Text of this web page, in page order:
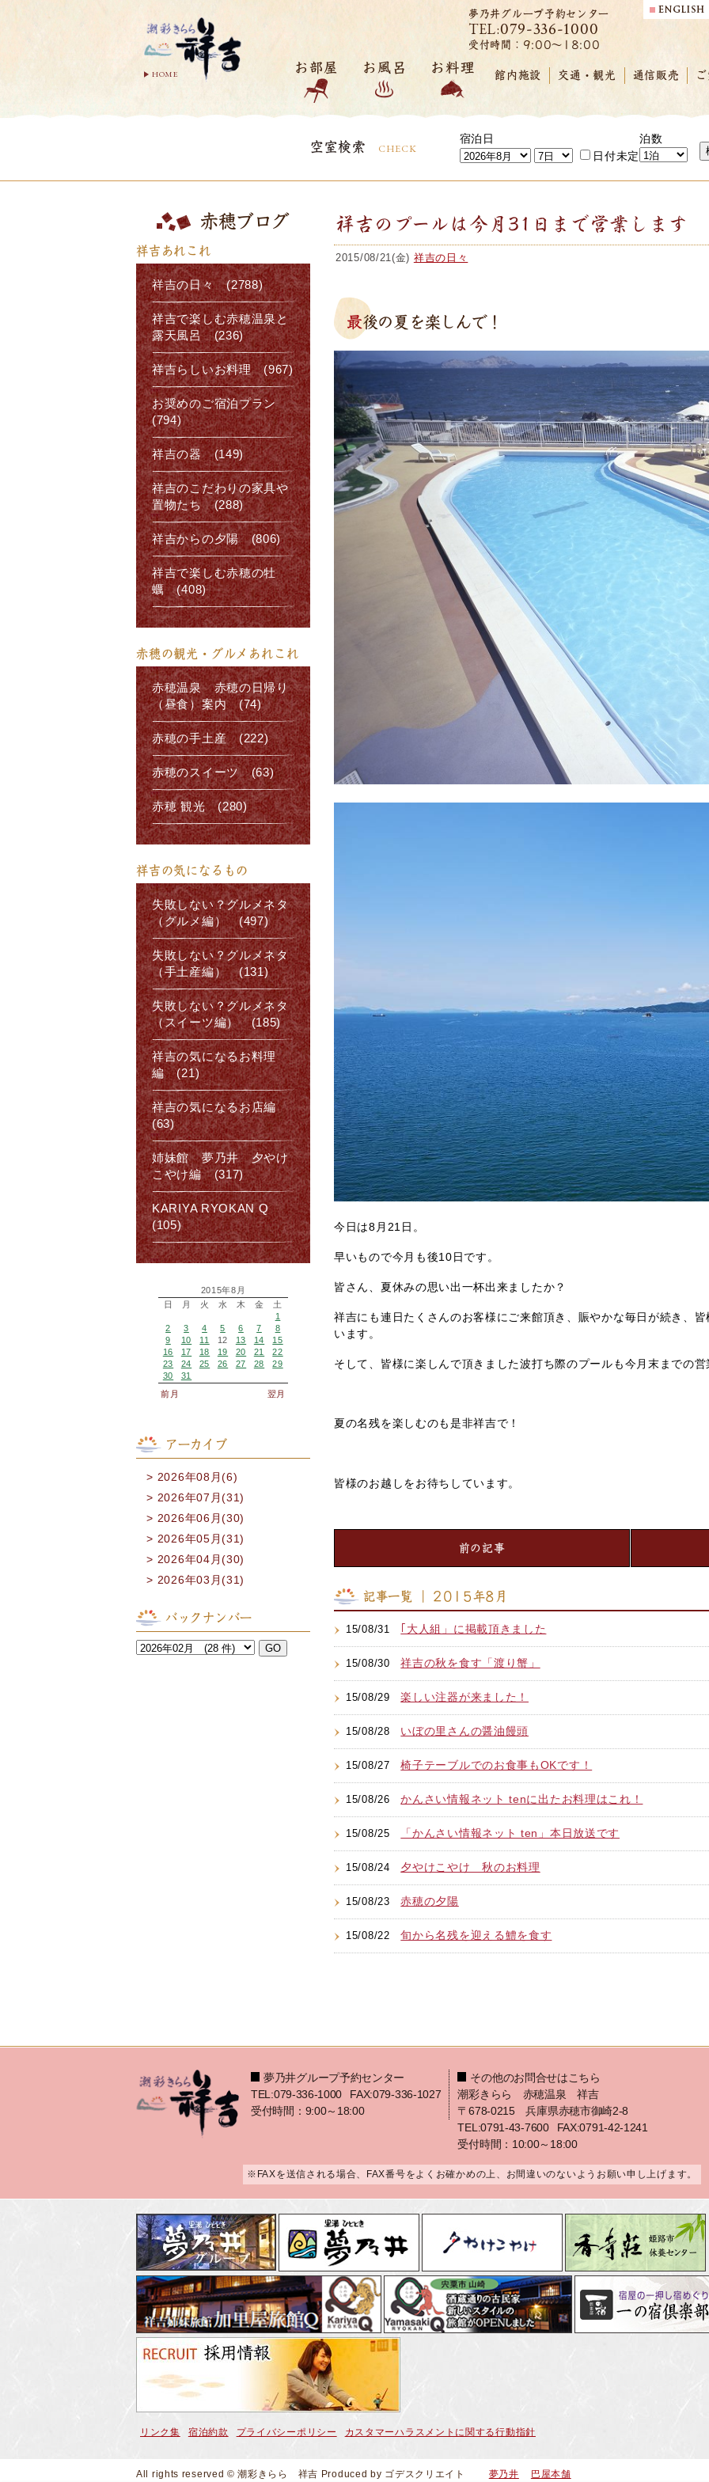
HOME
夢乃井グループ予約センター
TEL:079-336-1000
受付時間：9:00～18:00
お部屋 お風呂 お料理
館内施設 交通・観光 通信販売
空室検索 CHECK
宿泊日
日付未定
泊数
祥吉のプールは今月31日まで営業します
2015/08/21(金) 祥吉の日々
最後の夏を楽しんで！
今日は8月21日。
早いもので今月も後10日です。
皆さん、夏休みの思い出一杯出来ましたか？
祥吉にも連日たくさんのお客様にご来館頂き、賑やかな毎日が続き、
います。
そして、皆様に楽しんで頂きました波打ち際のプールも今月末までの
夏の名残を楽しむのも是非祥吉で！
皆様のお越しをお待ちしています。
前の記事
記事一覧 ｜ 2015年8月
15/08/31 ｢大人組」に掲載頂きました
15/08/30祥吉の秋を食す「渡り蟹」
15/08/29楽しい注器が来ました！
15/08/28 いぼの里さんの醤油饅頭
15/08/27椅子テーブルでのお食事もOKです！
15/08/26かんさい情報ネット tenに出たお料理はこれ！
15/08/25 「かんさい情報ネット ten」本日放送です
15/08/24 夕やけこやけ 秋のお料理
15/08/23赤穂の夕陽
15/08/22旬から名残を迎える鱧を食す
赤穂ブログ
祥吉あれこれ
祥吉の日々 (2788)
祥吉で楽しむ赤穂温泉と
露天風呂 (236)
祥吉らしいお料理 (967)
お奨めのご宿泊プラン
(794)
祥吉の器 (149)
祥吉のこだわりの家具や
置物たち (288)
祥吉からの夕陽 (806)
祥吉で楽しむ赤穂の牡
蠣 (408)
赤穂の観光・グルメあれこれ
赤穂温泉 赤穂の日帰り
（昼食）案内 (74)
赤穂の手土産 (222)
赤穂のスイーツ (63)
赤穂 観光 (280)
祥吉の気になるもの
失敗しない？グルメネタ
（グルメ編） (497)
失敗しない？グルメネタ
（手土産編） (131)
失敗しない？グルメネタ
（スイーツ編） (185)
祥吉の気になるお料理
編 (21)
祥吉の気になるお店編
(63)
姉妹館 夢乃井 夕やけ
こやけ編 (317)
KARIYA RYOKAN Q
(105)
2015年8月
日
月 火 水 木 金
土
1
2
3 4 5 6 7
8
9
10 11 12 13 14
15
16
17 18 19 20 21
22
23
24 25 26 27 28
29
30
31
前月
翌月
アーカイブ
2026年08月(6)
2026年07月(31)
2026年06月(30)
2026年05月(31)
2026年04月(30)
2026年03月(31)
バックナンバー
夢乃井グループ予約センター
TEL:079-336-1000
FAX:079-336-1027
受付時間：9:00～18:00
その他のお問合せはこちら
潮彩きらら 赤穂温泉 祥吉
〒678-0215 兵庫県赤穂市御崎2-8
TEL:0791-43-7600
FAX:0791-42-1241
受付時間：10:00～18:00
※FAXを送信される場合、FAX番号をよくお確かめの上、お間違いのないようお願い申し上げます。
リンク集 宿泊約款 プライバシーポリシー カスタマーハラスメントに関する行動指針
All rights reserved © 潮彩きらら 祥吉 Produced by ゴデスクリエイト 夢乃井 巴屋本舗